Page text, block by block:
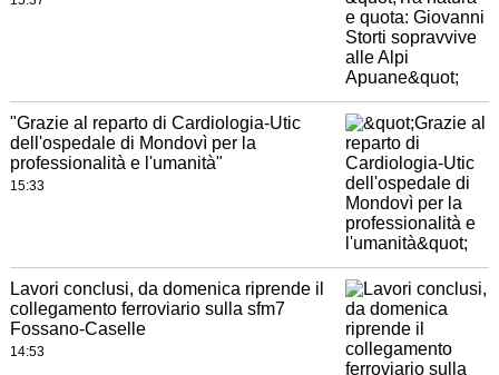
"Grazie al reparto di Cardiologia-Utic
dell'ospedale di Mondovì per la
professionalità e l'umanità"
15:33
Lavori conclusi, da domenica riprende il
collegamento ferroviario sulla sfm7
Fossano-Caselle
14:53